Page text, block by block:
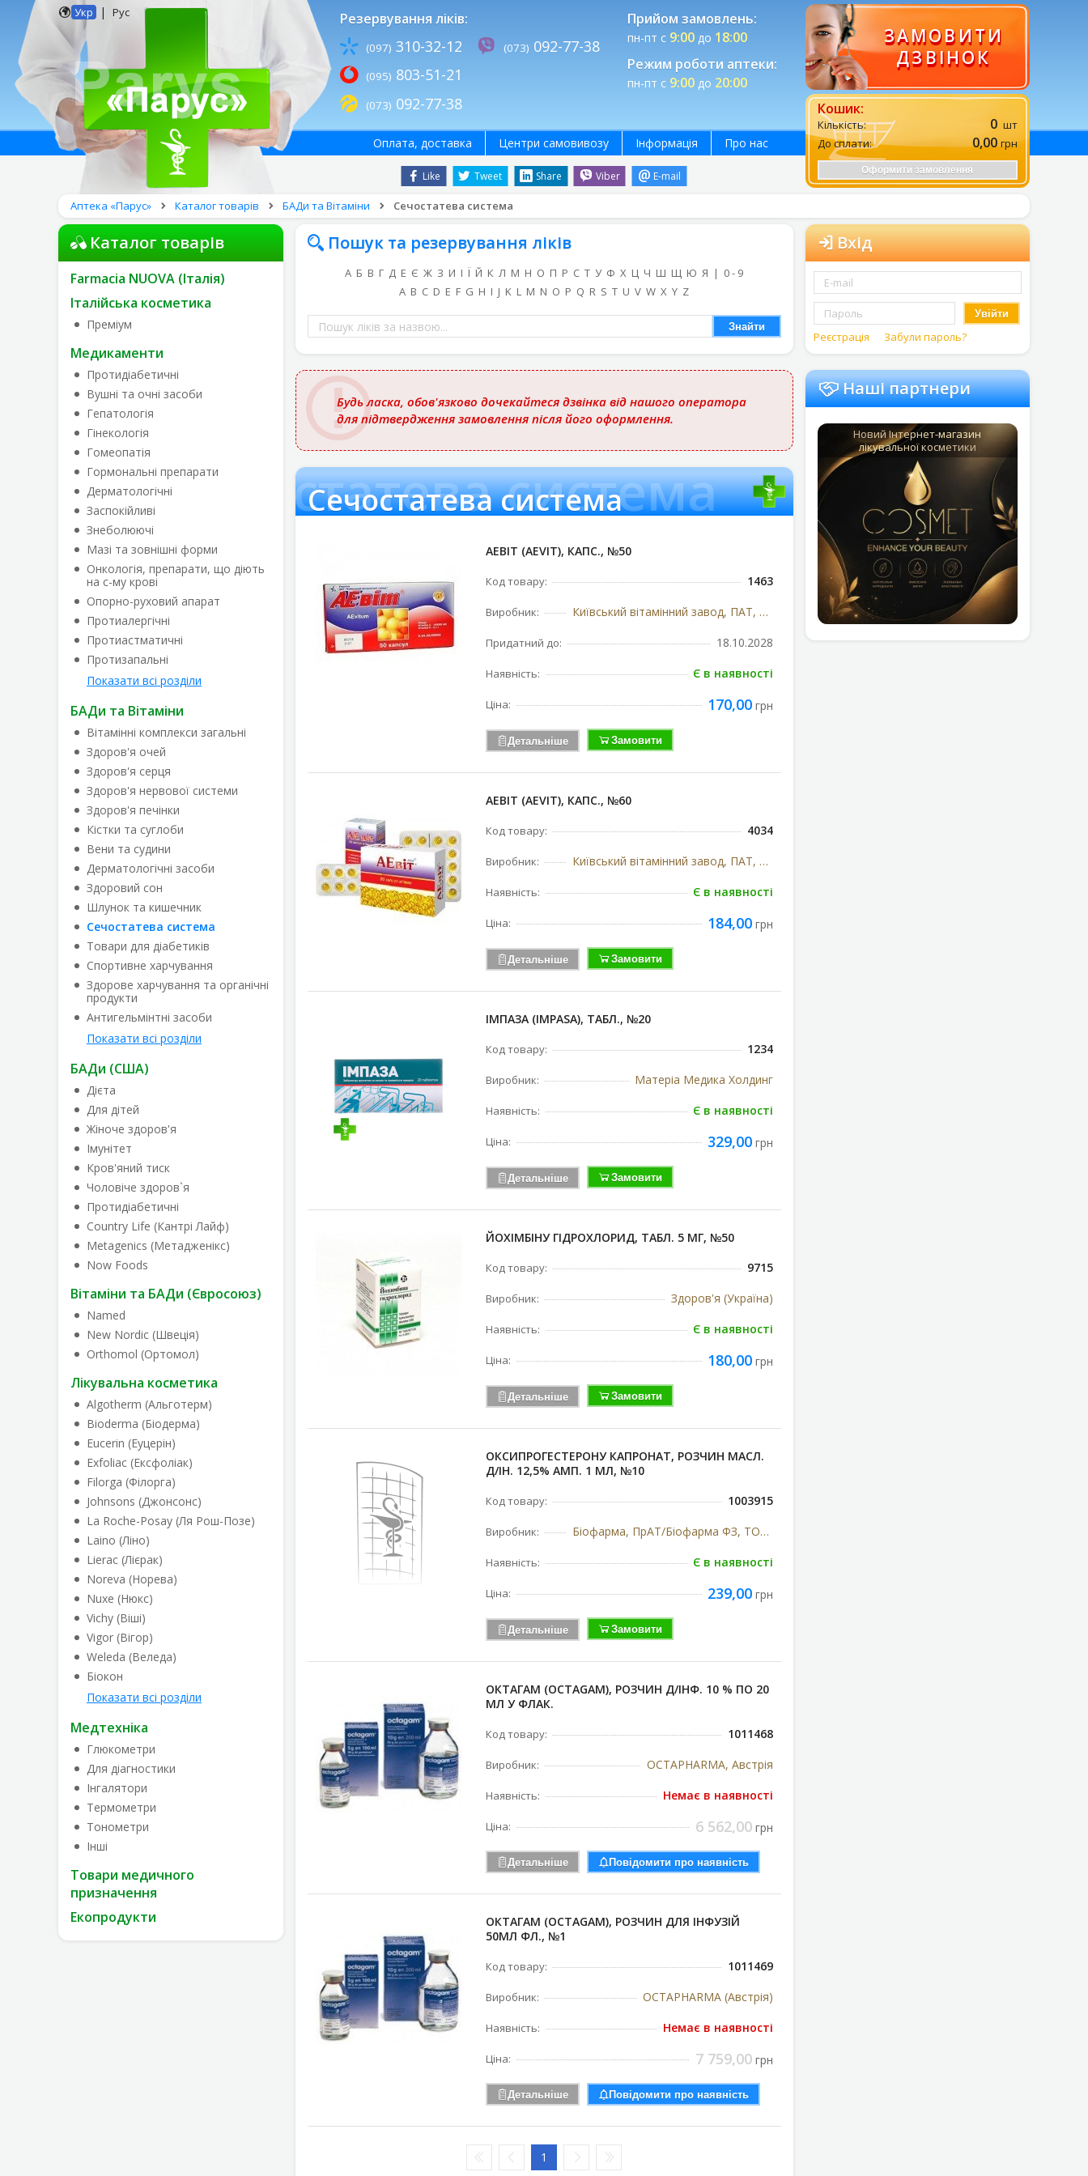
Укр | Рус Резервування ліків:
(097) 310-32-12
(095) 803-51-21
(073) 092-77-38
(073) 092-77-38
Прийом замовлень:
пн-пт с 9:00до 18:00
Режим роботи аптеки:
пн-пт с 9:00до 20:00
ЗАМОВИТИ
ДЗВІНОК
Кошик:
Кількість: 0 шт
До сплати:
0,00 грн
Оформити замовлення
Like Tweet Share Viber E-mail
Оплата, доставка Центри самовивозу Інформація Про нас
Аптека «Парус» Каталог товарів БАДи та Вітаміни Сечостатева система
Каталог товарів
Farmacia NUOVA (Італія)
Італійська косметика
Преміум
Медикаменти
Протидіабетичні
Вушні та очні засоби
Гепатологія
Гінекологія
Гомеопатія
Гормональні препарати
Дерматологічні
Заспокійливі
Знеболюючі
Мазі та зовнішні форми
Онкологія, препарати, що діють
на с-му крові
Опорно-руховий апарат
Протиалергічні
Протиастматичні
Протизапальні
Показати всі розділи
БАДи та Вітаміни
Вітамінні комплекси загальні
Здоров'я очей
Здоров'я серця
Здоров'я нервової системи
Здоров'я печінки
Кістки та суглоби
Вени та судини
Дерматологічні засоби
Здоровий сон
Шлунок та кишечник
Сечостатева система
Товари для діабетиків
Спортивне харчування
Здорове харчування та органічні
продукти
Антигельмінтні засоби
Показати всі розділи
БАДи (США)
Дієта
Для дітей
Жіноче здоров'я
Імунітет
Кров'яний тиск
Чоловіче здоров`я
Протидіабетичні
Country Life (Кантрі Лайф)
Metagenics (Метадженікс)
Now Foods
Вітаміни та БАДи (Євросоюз)
Named
New Nordic (Швеція)
Orthomol (Ортомол)
Лікувальна косметика
Algotherm (Альготерм)
Bioderma (Біодерма)
Eucerin (Еуцерін)
Exfoliac (Ексфоліак)
Filorga (Філорга)
Johnsons (Джонсонс)
La Roche-Posay (Ля Рош-Позе)
Laino (Ліно)
Lierac (Лієрак)
Noreva (Норева)
Nuxe (Нюкс)
Vichy (Віші)
Vigor (Вігор)
Weleda (Веледа)
Біокон
Показати всі розділи
Медтехніка
Глюкометри
Для діагностики
Інгалятори
Термометри
Тонометри
Інші
Товари медичного
призначення
Екопродукти
Пошук та резервування ліків
А Б В Г Д Е Є Ж З И І Ї Й К Л М Н О П Р С Т У Ф Х Ц Ч Ш Щ Ю Я | 0 - 9
A B C D E F G H I J K L M N O P Q R S T U V W X Y Z
Пошук
ліків
за
назвою
Знайти
Будь ласка, обов'язково дочекайтеся дзвінка від нашого оператора
для підтвердження замовлення після його оформлення.
Сечостатева система
Сечостатева система
АЕВІТ (AEVIT), КАПС., №50
Код товару: 1463
Виробник: Київський вітамінний завод, ПАТ, м.Київ, Україна
Придатний до: 18.10.2028
Наявність: Є в наявності
Ціна: 170,00грн
Детальніше Замовити
АЕВІТ (AEVIT), КАПС., №60
Код товару: 4034
Виробник: Київський вітамінний завод, ПАТ, м.Київ, Україна
Наявність: Є в наявності
Ціна: 184,00грн
Детальніше Замовити
ІМПАЗА (IMPASA), ТАБЛ., №20
Код товару: 1234
Виробник: Матеріа Медика Холдинг
Наявність: Є в наявності
Ціна: 329,00грн
Детальніше Замовити
ЙОХІМБІНУ ГІДРОХЛОРИД, ТАБЛ. 5 МГ, №50
Код товару: 9715
Виробник: Здоров'я (Україна)
Наявність: Є в наявності
Ціна: 180,00грн
Детальніше Замовити
ОКСИПРОГЕСТЕРОНУ КАПРОНАТ, РОЗЧИН МАСЛ.
Д/ІН. 12,5% АМП. 1 МЛ, №10
Код товару: 1003915
Виробник: Біофарма, ПрАТ/Біофарма ФЗ, ТОВ, Україна
Наявність: Є в наявності
Ціна: 239,00грн
Детальніше Замовити
ОКТАГАМ (OCTAGAM), РОЗЧИН Д/ІНФ. 10 % ПО 20
МЛ У ФЛАК.
Код товару: 1011468
Виробник: OCTAPHARMA, Австрія
Наявність: Немає в наявності
Ціна: 6 562,00грн
Детальніше Повідомити про наявність
ОКТАГАМ (OCTAGAM), РОЗЧИН ДЛЯ ІНФУЗІЙ
50МЛ ФЛ., №1
Код товару: 1011469
Виробник: OCTAPHARMA (Австрія)
Наявність: Немає в наявності
Ціна: 7 759,00грн
Детальніше Повідомити про наявність
1
Вхід
Увійти
Реєстрація Забули пароль?
Наші партнери
Новий Інтернет-магазин
лікувальної косметики